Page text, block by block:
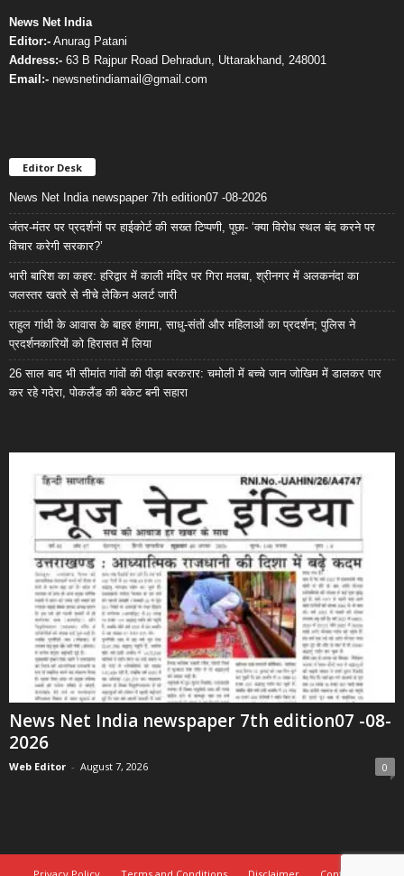
News Net India
Editor:- Anurag Patani
Address:- 63 B Rajpur Road Dehradun, Uttarakhand, 248001
Email:- newsnetindiamail@gmail.com
Editor Desk
News Net India newspaper 7th edition07 -08-2026
जंतर-मंतर पर प्रदर्शनों पर हाईकोर्ट की सख्त टिप्पणी, पूछा- ‘क्या विरोध स्थल बंद करने पर
विचार करेगी सरकार?’
भारी बारिश का कहर: हरिद्वार में काली मंदिर पर गिरा मलबा, श्रीनगर में अलकनंदा का
जलस्तर खतरे से नीचे लेकिन अलर्ट जारी
राहुल गांधी के आवास के बाहर हंगामा, साधु-संतों और महिलाओं का प्रदर्शन; पुलिस ने
प्रदर्शनकारियों को हिरासत में लिया
26 साल बाद भी सीमांत गांवों की पीड़ा बरकरार: चमोली में बच्चे जान जोखिम में डालकर पार
कर रहे गदेरा, पोकलैंड की बकेट बनी सहारा
News Net India newspaper 7th edition07 -08-
2026
Web Editor - August 7, 2026 0